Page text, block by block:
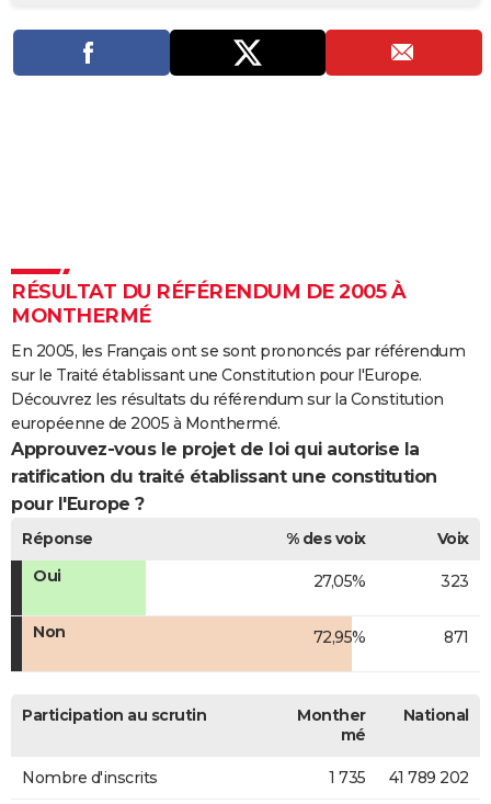
PHOTO
GUIDES D'ACHAT
COPAINS D'AVANT
FORUM
Bricolage
Lifestyle
Culture
Sport
Auto
Television
Voyage
Cinema
RÉSULTAT DU RÉFÉRENDUM DE 2005 À
MONTHERMÉ
En 2005, les Français ont se sont prononcés par référendum
sur le Traité établissant une Constitution pour l'Europe.
Découvrez les résultats du référendum sur la Constitution
européenne de 2005 à Monthermé.
Approuvez-vous le projet de loi qui autorise la
ratification du traité établissant une constitution
pour l'Europe ?
Réponse % des voix
Voix
Oui
27,05% 323
Non 72,95% 871
Participation au scrutin
Monther
mé
National
Nombre d'inscrits 1 735 41 789 202